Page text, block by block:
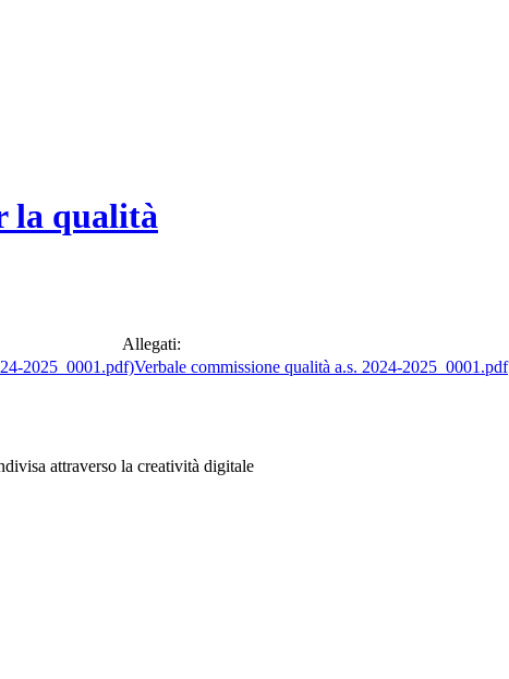
la qualità
Allegati:
Verbale commissione qualità a.s. 2024-2025_0001.pdf
attraverso la creatività digitale